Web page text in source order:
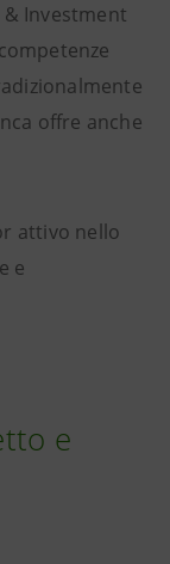
Investment
offre anche
attivo nello
e
e